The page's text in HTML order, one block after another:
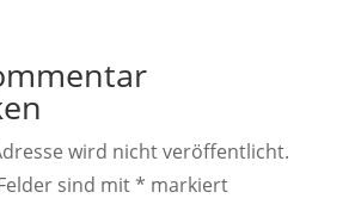
wird nicht veröffentlicht.
sind mit* markiert